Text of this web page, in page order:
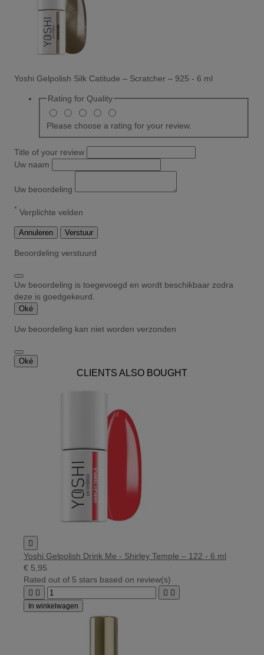
Yoshi Gelpolish Silk Catitude – Scratcher – 925 - 6 ml
Rating for Quality
Please choose a rating for your review.
Title of your review
Uw naam
Uw beoordeling
* Verplichte velden
Annuleren Verstuur
Beoordeling verstuurd
Uw beoordeling is toegevoegd en wordt beschikbaar zodra
deze is goedgekeurd.
Oké
Uw beoordeling kan niet worden verzonden
Oké
CLIENTS ALSO BOUGHT

Yoshi Gelpolish Drink Me - Shirley Temple – 122 - 6 ml
€ 5,95
Rated out of 5 stars based on review(s)
   
In winkelwagen